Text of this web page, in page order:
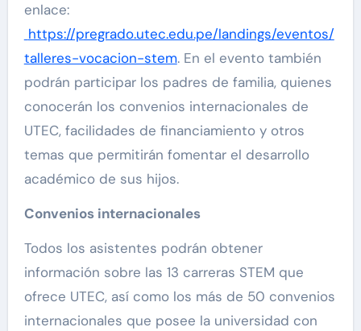
enlace:
https://pregrado.utec.edu.pe/landings/eventos/
talleres-vocacion-stem. En el evento también
podrán participar los padres de familia, quienes
conocerán los convenios internacionales de
UTEC, facilidades de financiamiento y otros
temas que permitirán fomentar el desarrollo
académico de sus hijos.
Convenios internacionales
Todos los asistentes podrán obtener
información sobre las 13 carreras STEM que
ofrece UTEC, así como los más de 50 convenios
internacionales que posee la universidad con